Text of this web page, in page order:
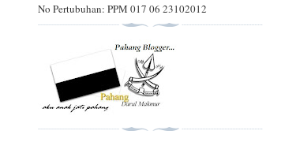
No Pertubuhan: PPM 017 06 23102012